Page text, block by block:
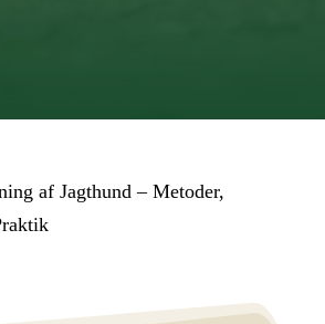
af Jagthund – Metoder,